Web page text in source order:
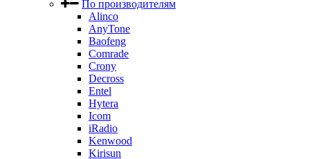
По производителям
Alinco
AnyTone
Baofeng
Comrade
Crony
Decross
Entel
Hytera
Icom
iRadio
Kenwood
Kirisun